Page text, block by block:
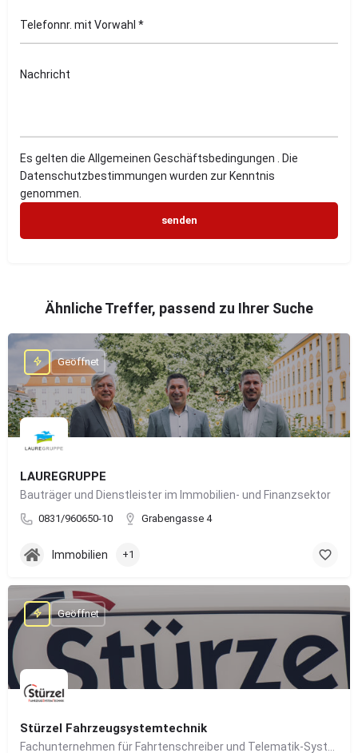
Es gelten die Allgemeinen Geschäftsbedingungen . Die
Datenschutzbestimmungen wurden zur Kenntnis
genommen.
Ähnliche Treffer, passend zu Ihrer Suche
LAUREGRUPPE
Bauträger und Dienstleister im Immobilien- und Finanzsektor
0831/960650-10 Grabengasse 4
Geöffnet
Immobilien +1
Stürzel Fahrzeugsystemtechnik
Geöffnet